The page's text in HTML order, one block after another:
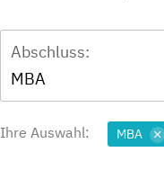
Abschluss:
MBA
Ihre Auswahl: MBA